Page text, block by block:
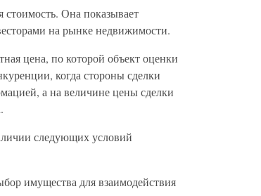
Она показывает
на рынке недвижимости.
цена, по которой объект оценки
когда стороны сделки
а на величине цены сделки
следующих условий
имущества для взаимодействия